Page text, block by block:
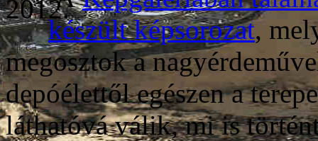
készült képsorozat,
megosztok a
depóélettől egészen a
láthatóvá válik, mi is